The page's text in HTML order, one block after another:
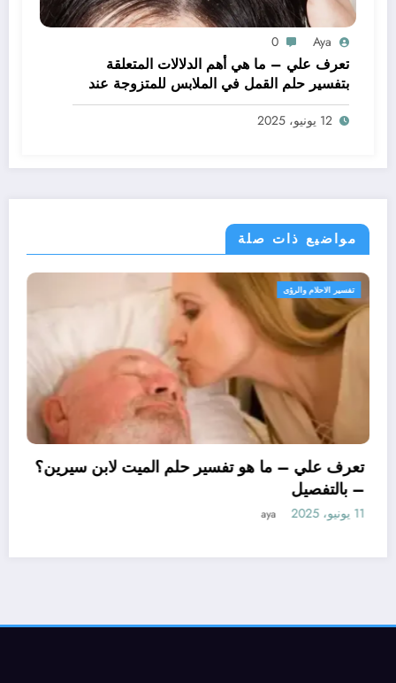
Aya
0
تعرف علي – ما هي أهم الدلالات المتعلقة
بتفسير حلم القمل في الملابس للمتزوجة عند
ابن سيرين؟ – بالتفصيل
12 يونيو، 2025
مواضيع ذات صلة
تعرف علي – ما
تأويل ابن سيرين لتفسير حلم